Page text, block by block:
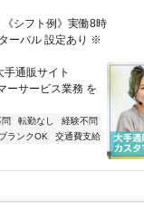
シフト例》実働8時
ーバル 設定あり ※
通販サイト
ーサービス業務 を
転勤なし
経験不問
ブランクOK
交通費支給